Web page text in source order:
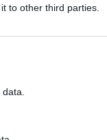
to other third parties.